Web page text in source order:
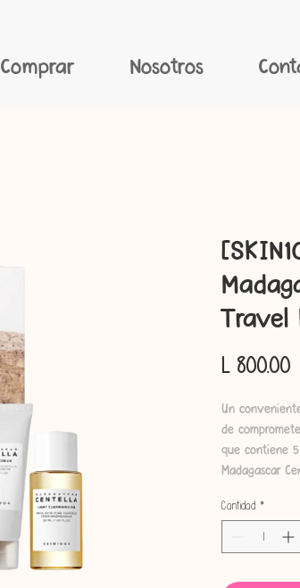
Comprar Nosotros
Travel
L 800.00
Un
de
que contiene
Madagascar
Este kit
mantener tu
Cantidad *